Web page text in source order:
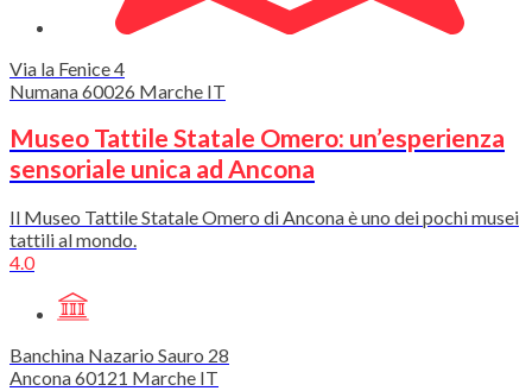
Via la Fenice4
Numana60026 Marche IT
Museo Tattile Statale Omero: un’esperienza
sensoriale unica ad Ancona
Il Museo Tattile Statale Omero di Ancona è uno dei pochi musei
tattili al mondo.
4.0
Banchina Nazario Sauro 28
Ancona60121 Marche IT